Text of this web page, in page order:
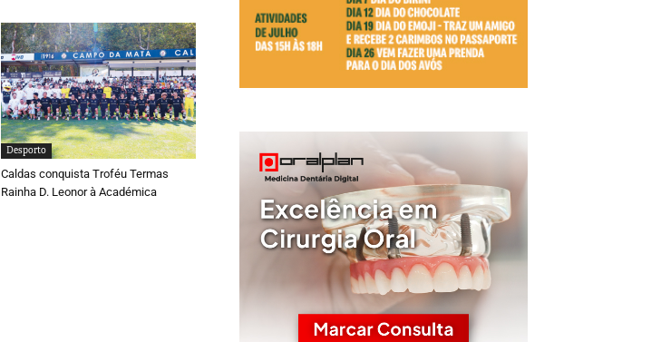
Desporto
Caldas conquista Troféu Termas
Rainha D. Leonor à Académica